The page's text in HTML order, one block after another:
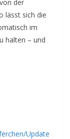
der
lässt sich die
im
halten – und
Update